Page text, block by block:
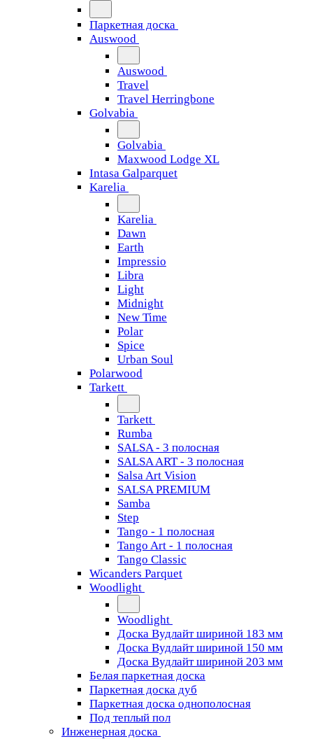
Паркетная доска
Auswood
Auswood
Travel
Travel Herringbone
Golvabia
Golvabia
Maxwood Lodge XL
Intasa Galparquet
Karelia
Karelia
Dawn
Earth
Impressio
Libra
Light
Midnight
New Time
Polar
Spice
Urban Soul
Polarwood
Tarkett
Tarkett
Rumba
SALSA - 3 полосная
SALSA ART - 3 полосная
Salsa Art Vision
SALSA PREMIUM
Samba
Step
Tango - 1 полосная
Tango Art - 1 полосная
Tango Classiс
Wicanders Parquet
Woodlight
Woodlight
Доска Вудлайт шириной 183 мм
Доска Вудлайт шириной 150 мм
Доска Вудлайт шириной 203 мм
Белая паркетная доска
Паркетная доска дуб
Паркетная доска однополосная
Под теплый пол
Инженерная доска